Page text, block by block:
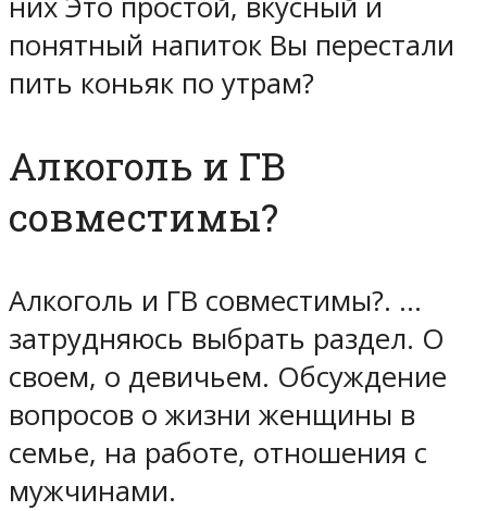
понятный напиток Вы перестали
пить коньяк по утрам?
Алкоголь и ГВ
совместимы?
Алкоголь и ГВ совместимы?. …
затрудняюсь выбрать раздел. О
своем, о девичьем. Обсуждение
вопросов о жизни женщины в
семье, на работе, отношения с
мужчинами.